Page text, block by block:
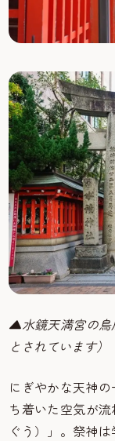
▲水鏡天満宮の鳥
とされています）
にぎやかな天神
ち着いた空気が
ぐう）」。祭神